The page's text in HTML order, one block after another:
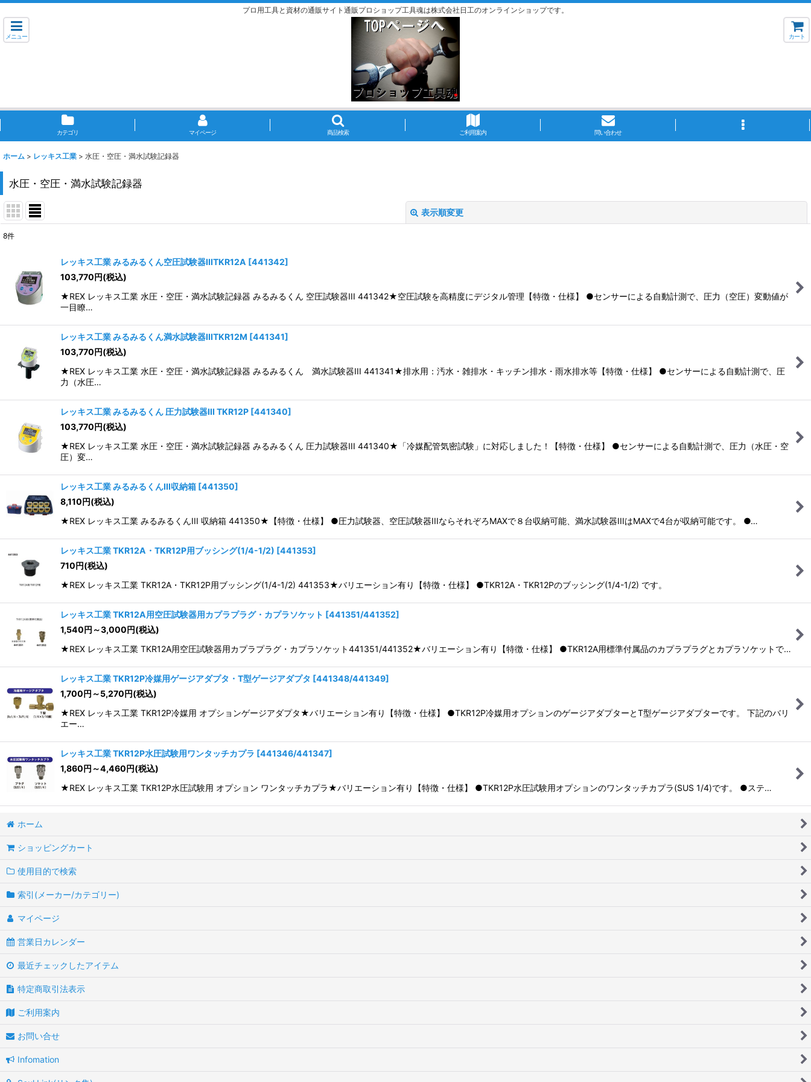
プロ用工具と資材の通販サイト通販プロショップ工具魂は株式会社日工のオンラインショップです。
メニュー カート
カテゴリ マイページ 商品検索 ご利用案内 問い合わせ
ホーム > レッキス工業 > 水圧・空圧・満水試験記録器
水圧・空圧・満水試験記録器
表示順変更
並び順:
8件
レッキス工業 みるみるくん空圧試験器IIITKR12A [441342]
103,770円(税込)
★REX レッキス工業 水圧・空圧・満水試験記録器 みるみるくん 空圧試験器III 441342★空圧試験を高精度にデジタル管理【特徴・仕様】 ●センサーによる自動計測で、圧力（空圧）変動値が
一目瞭…
レッキス工業 みるみるくん満水試験器IIITKR12M [441341]
103,770円(税込)
★REX レッキス工業 水圧・空圧・満水試験記録器 みるみるくん 満水試験器III 441341★排水用：汚水・雑排水・キッチン排水・雨水排水等【特徴・仕様】 ●センサーによる自動計測で、圧
力（水圧…
レッキス工業 みるみるくん 圧力試験器III TKR12P [441340]
103,770円(税込)
★REX レッキス工業 水圧・空圧・満水試験記録器 みるみるくん 圧力試験器III 441340★「冷媒配管気密試験」に対応しました！【特徴・仕様】 ●センサーによる自動計測で、圧力（水圧・空
圧）変…
レッキス工業 みるみるくんIII収納箱 [441350]
8,110円(税込)
★REX レッキス工業 みるみるくんIII 収納箱 441350★【特徴・仕様】 ●圧力試験器、空圧試験器IIIならそれぞろMAXで８台収納可能、満水試験器IIIはMAXで4台が収納可能です。 ●…
レッキス工業 TKR12A・TKR12P用ブッシング(1/4-1/2) [441353]
710円(税込)
★REX レッキス工業 TKR12A・TKR12P用ブッシング(1/4-1/2) 441353★バリエーション有り【特徴・仕様】 ●TKR12A・TKR12Pのブッシング(1/4-1/2) です。
レッキス工業 TKR12A用空圧試験器用カプラプラグ・カプラソケット [441351/441352]
1,540円 ～3,000円(税込)
★REX レッキス工業 TKR12A用空圧試験器用カプラプラグ・カプラソケット441351/441352★バリエーション有り【特徴・仕様】 ●TKR12A用標準付属品のカプラプラグとカプラソケットで…
レッキス工業 TKR12P冷媒用ゲージアダプタ・T型ゲージアダプタ [441348/441349]
1,700円 ～5,270円(税込)
★REX レッキス工業 TKR12P冷媒用 オプションゲージアダプタ★バリエーション有り【特徴・仕様】 ●TKR12P冷媒用オプションのゲージアダプターとT型ゲージアダプターです。 下記のバリ
エー…
レッキス工業 TKR12P水圧試験用ワンタッチカプラ [441346/441347]
1,860円 ～4,460円(税込)
★REX レッキス工業 TKR12P水圧試験用 オプション ワンタッチカプラ★バリエーション有り【特徴・仕様】 ●TKR12P水圧試験用オプションのワンタッチカプラ(SUS 1/4)です。 ●ステ…
ホーム
ショッピングカート
使用目的で検索
索引(メーカー/カテゴリー)
マイページ
営業日カレンダー
最近チェックしたアイテム
特定商取引法表示
ご利用案内
お問い合せ
Infomation